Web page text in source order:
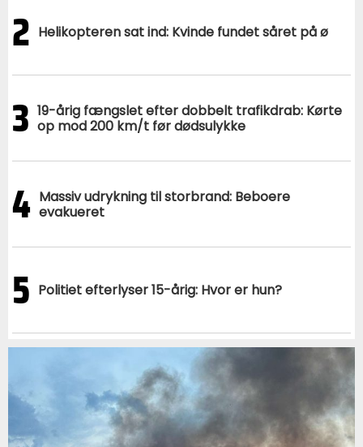
2 Helikopteren sat ind: Kvinde fundet såret på ø
3 19-årig fængslet efter dobbelt trafikdrab: Kørte
op mod 200 km/t før dødsulykke
4 Massiv udrykning til storbrand: Beboere
evakueret
5 Politiet efterlyser 15-årig: Hvor er hun?